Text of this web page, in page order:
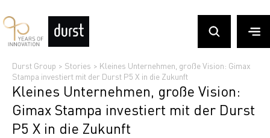
Durst Group > Stories > Kleines Unternehmen, große Vision: Gimax
Stampa investiert mit der Durst P5 X in die Zukunft
Kleines Unternehmen, große Vision:
Gimax Stampa investiert mit der Durst
P5 X in die Zukunft